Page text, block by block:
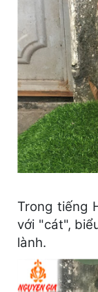
Trong tiếng
với "cát",
lành.